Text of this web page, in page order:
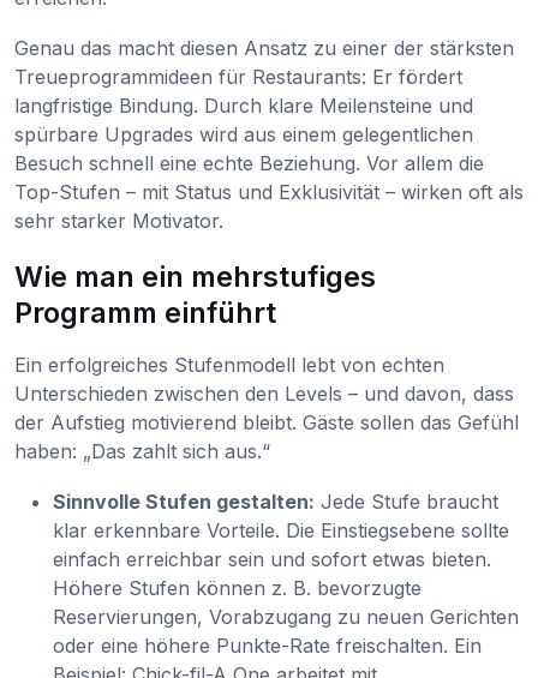
Genau das macht diesen Ansatz zu einer der stärksten
Treueprogrammideen für Restaurants: Er fördert
langfristige Bindung. Durch klare Meilensteine und
spürbare Upgrades wird aus einem gelegentlichen
Besuch schnell eine echte Beziehung. Vor allem die
Top-Stufen – mit Status und Exklusivität – wirken oft als
sehr starker Motivator.
Wie man ein mehrstufiges
Programm einführt
Ein erfolgreiches Stufenmodell lebt von echten
Unterschieden zwischen den Levels – und davon, dass
der Aufstieg motivierend bleibt. Gäste sollen das Gefühl
haben: „Das zahlt sich aus.“
Sinnvolle Stufen gestalten: Jede Stufe braucht
klar erkennbare Vorteile. Die Einstiegsebene sollte
einfach erreichbar sein und sofort etwas bieten.
Höhere Stufen können z. B. bevorzugte
Reservierungen, Vorabzugang zu neuen Gerichten
oder eine höhere Punkte-Rate freischalten. Ein